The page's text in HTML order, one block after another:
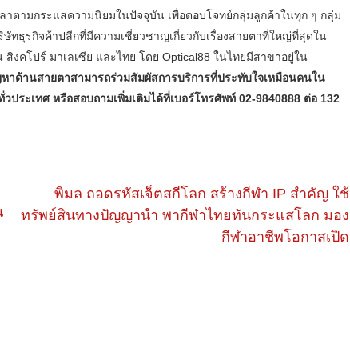
ตามกระแสความนิยมในปัจจุบัน เพื่อตอบโจทย์กลุ่มลูกค้าในทุก ๆ กลุ่ม
ทธุรกิจค้าปลีกที่มีความเชี่ยวชาญเกี่ยวกับเรื่องสายตาที่ใหญ่ที่สุดใน
งคโปร์ มาเลเซีย และไทย โดย Optical88 ในไทยมีสาขาอยู่ใน
าด้านสายตาสามารถร่วมสัมผัสการบริการที่ประทับใจเหมือนคนใน
ระเทศ หรือสอบถามเพิ่มเติมได้ที่เบอร์โทรศัพท์ 02-9840888 ต่อ 132
พิมล ถอดรหัสเจ็ตสกีโลก สร้างกีฬา IP สำคัญ ใช้
ทรัพย์สินทางปัญญานำ พากีฬาไทยทันกระแสโลก มอง
กีฬาอาชีพโอกาสเปิด